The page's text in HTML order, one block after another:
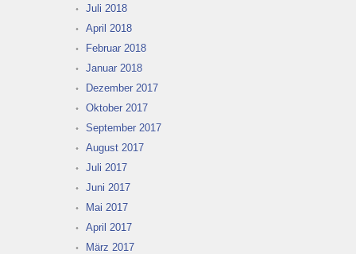
Juli 2018
April 2018
Februar 2018
Januar 2018
Dezember 2017
Oktober 2017
September 2017
August 2017
Juli 2017
Juni 2017
Mai 2017
April 2017
März 2017